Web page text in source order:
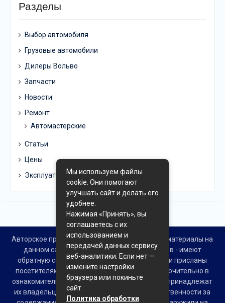
Разделы
Выбор автомобиля
Грузовые автомобили
Дилеры Вольво
Запчасти
Новости
Ремонт
Автомастерские
Статьи
Цены
Эксплуатация
Авторское право © Все права защищены. Все материалы на
данном сайте взяты из открытых источников - имеют
обратную ссылку на материал в интернете или присланы
посетителями сайта и предоставляются исключительно в
ознакомительных целях. Права на материалы принадлежат
их владельцам. Администрация сайта ответственности за
Мы используем файлы
cookie. Они помогают
улучшать сайт и делать его
удобнее.
Нажимая «Принять», вы
соглашаетесь с их
использованием и
передачей данных сервису
веб-аналитики. Если нет —
измените настройки
браузера или покиньте
сайт.
Политика обработки